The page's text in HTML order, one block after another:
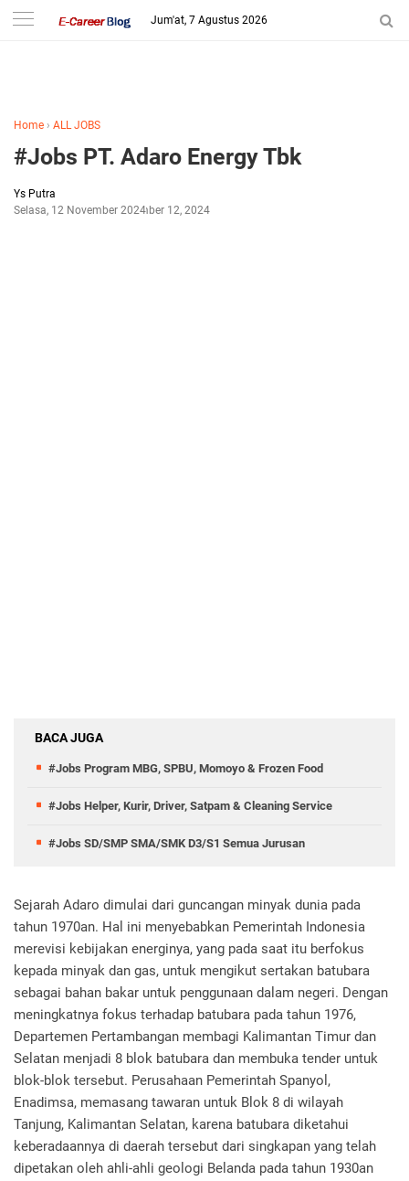
-->
Jum'at, 7 Agustus 2026
Home › ALL JOBS
#Jobs PT. Adaro Energy Tbk
Ys Putra
Selasa, 12 November 2024November 12, 2024
BACA JUGA
#Jobs Program MBG, SPBU, Momoyo & Frozen Food
#Jobs Helper, Kurir, Driver, Satpam & Cleaning Service
#Jobs SD/SMP SMA/SMK D3/S1 Semua Jurusan
Sejarah Adaro dimulai dari guncangan minyak dunia pada
tahun 1970an. Hal ini menyebabkan Pemerintah Indonesia
merevisi kebijakan energinya, yang pada saat itu berfokus
kepada minyak dan gas, untuk mengikut sertakan batubara
sebagai bahan bakar untuk penggunaan dalam negeri. Dengan
meningkatnya fokus terhadap batubara pada tahun 1976,
Departemen Pertambangan membagi Kalimantan Timur dan
Selatan menjadi 8 blok batubara dan membuka tender untuk
blok-blok tersebut. Perusahaan Pemerintah Spanyol,
Enadimsa, memasang tawaran untuk Blok 8 di wilayah
Tanjung, Kalimantan Selatan, karena batubara diketahui
keberadaannya di daerah tersebut dari singkapan yang telah
dipetakan oleh ahli-ahli geologi Belanda pada tahun 1930an